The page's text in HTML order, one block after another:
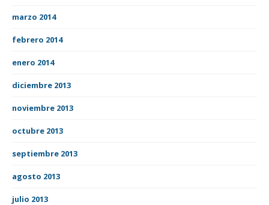
marzo 2014
febrero 2014
enero 2014
diciembre 2013
noviembre 2013
octubre 2013
septiembre 2013
agosto 2013
julio 2013